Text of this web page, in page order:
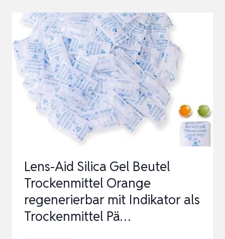
STÜCK
MOISTURE
ABSORBER
SACHETS,SILIKAGEL,SILICA
GEL
BEUTELS
DESICCANT
PACKS
FOR
Lens-Aid Silica Gel Beutel
Trockenmittel Orange
regenerierbar mit Indikator als
Trockenmittel Pä…